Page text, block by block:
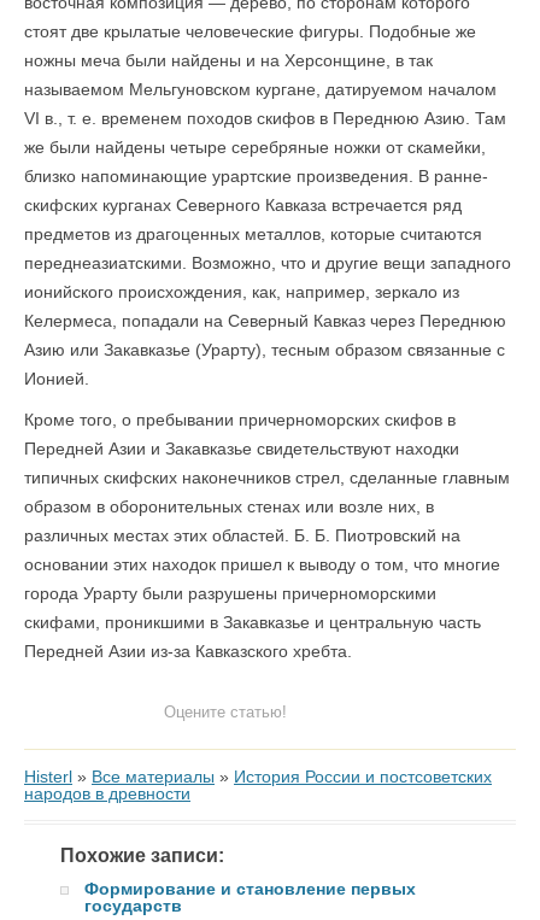
стоят две крылатые человеческие фигуры. Подобные же
ножны меча были найдены и на Херсонщине, в так
называемом Мельгуновском кургане, датируемом началом
VI в., т. е. временем походов скифов в Переднюю Азию. Там
же были найдены четыре серебряные ножки от скамейки,
близко напоминающие урартские произведения. В ранне-
скифских курганах Северного Кавказа встречается ряд
предметов из драгоценных металлов, которые считаются
переднеазиатскими. Возможно, что и другие вещи западного
ионийского происхождения, как, например, зеркало из
Келермеса, попадали на Северный Кавказ через Переднюю
Азию или Закавказье (Урарту), тесным образом связанные с
Ионией.
Кроме того, о пребывании причерноморских скифов в
Передней Азии и Закавказье свидетельствуют находки
типичных скифских наконечников стрел, сделанные главным
образом в оборонительных стенах или возле них, в
различных местах этих областей. Б. Б. Пиотровский на
основании этих находок пришел к выводу о том, что многие
города Урарту были разрушены причерноморскими
скифами, проникшими в Закавказье и центральную часть
Передней Азии из-за Кавказского хребта.
Оцените статью!
Histerl » Все материалы » История России и постсоветских
народов в древности
Похожие записи:
Формирование и становление первых
государств